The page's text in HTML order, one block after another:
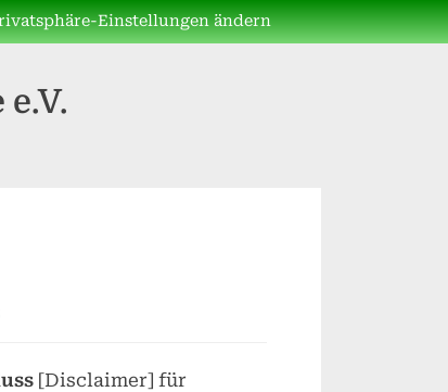
Einstellungen ändern
[Disclaimer] für